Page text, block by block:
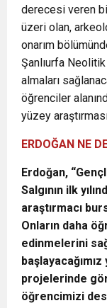
derecesi veren
üzeri olan,
onarım
Şanlıurfa
almaları
öğrenciler
yüzey
ERDOĞAN NE
Erdoğan,
Salgının ilk
araştırmacı
Onların daha
edinmelerini
projelerinde
öğrencimizi